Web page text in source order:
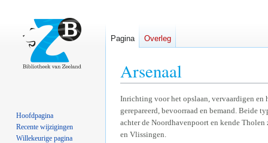
Arsenaal
Naar
navigatie
springen
Naar
zoeken
springen
Inrichting voor het opslaan, vervaardigen en
gerepareerd, bevoorraad en bemand. Beide
achter de Noordhavenpoort en kende
en Vlissingen.
Pagina Overleg
Hoofdpagina
Recente wijzigingen
Willekeurige pagina